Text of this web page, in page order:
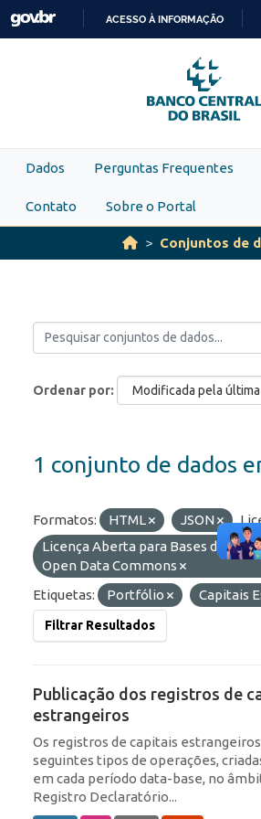
Skip to main content
PARA
O
CONTEÚDO
ACESSO À INFORMAÇÃO
Dados Perguntas Frequentes
Contato Sobre o Portal
Conjuntos de
Ordenar por
1 conjunto de dados
Formatos: HTML JSON
Licença Aberta para Bases de
Open Data Commons
Etiquetas:
Portfólio Capitais
Filtrar Resultados
Publicação dos registros de
estrangeiros
Os registros de capitais
seguintes tipos de operações,
em cada período data-base, no
Registro Declaratório...